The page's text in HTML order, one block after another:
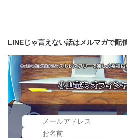
LINEじゃ言えない話はメルマガで配